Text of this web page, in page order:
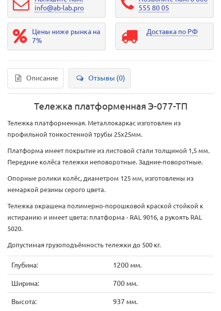
info@ab-lab.pro
555 80 05
Цены ниже рынка на
7%
Доставка по РФ
Описание Отзывы (0)
Тележка платформенная Э-077-ТП
Тележка платформенная. Металлокаркас изготовлен из
профильной тонкостенной трубы 25х25мм.
Платформа имеет покрытие из листовой стали толщиной 1,5 мм.
Передние колёса тележки неповоротные. Задние-поворотные.
Опорные ролики колёс, диаметром 125 мм, изготовлены из
немаркой резины серого цвета.
Тележка окрашена полимерно-порошковой краской стойкой к
истиранию и имеет цвета: платформа - RAL 9016, а рукоять RAL
5020.
Допустимая грузоподъёмность тележки до 500 кг.
Глубина: 1200 мм.
Ширина: 700 мм.
Высота: 937 мм.